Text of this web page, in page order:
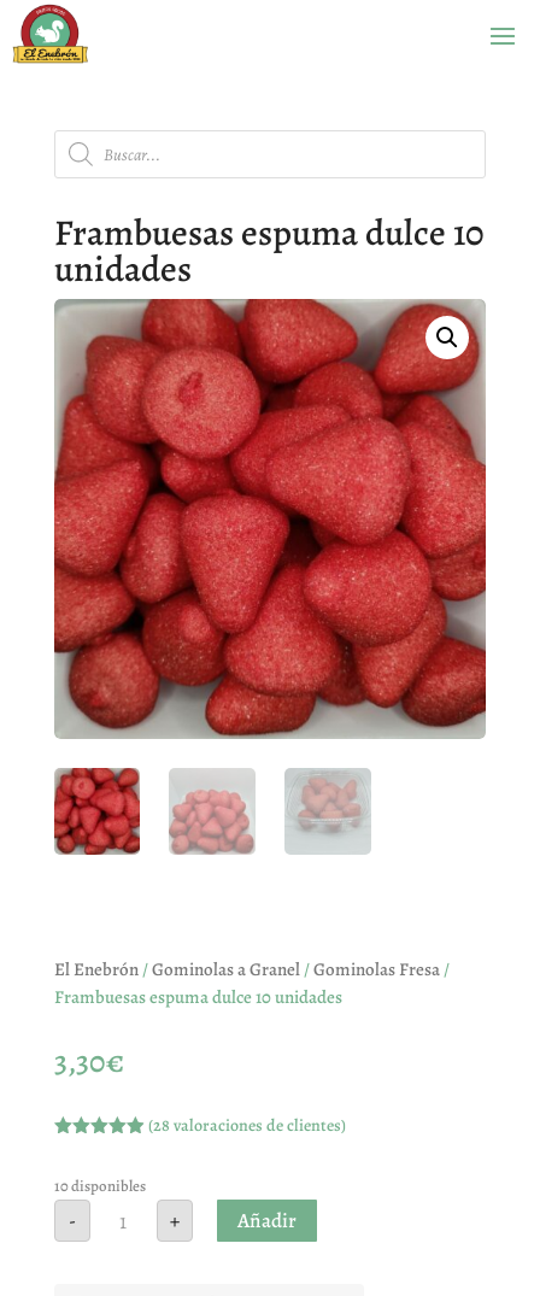
Búsqueda
de
productos
Frambuesas espuma dulce 10
unidades
El Enebrón/Gominolas a Granel/Gominolas Fresa/
Frambuesas espuma dulce 10 unidades
3,30€
5 en base
a
valoracione
(28 valoraciones de clientes)
10 disponibles
-
Frambuesas
espuma + Añadir